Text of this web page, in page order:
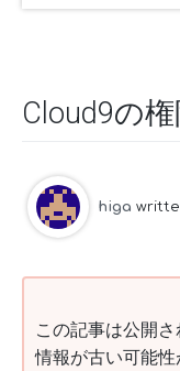
Cloud9の
higa
この記事は公開さ
情報が古い可能